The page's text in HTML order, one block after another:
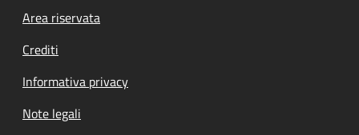
Footer menu
Area riservata
Crediti
Informativa privacy
Note legali